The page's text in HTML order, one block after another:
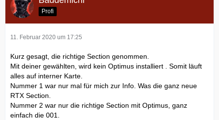
Profi
11. Februar 2020 um 17:25
Kurz gesagt, die richtige Section genommen.
Mit deiner gewählten, wird kein Optimus installiert . Somit läuft
alles auf interner Karte.
Nummer 1 war nur mal für mich zur Info. Was die ganz neue
RTX Section.
Nummer 2 war nur die richtige Section mit Optimus, ganz
einfach die 001.